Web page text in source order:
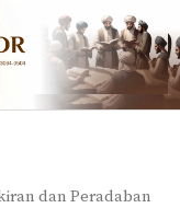
dan Peradaban